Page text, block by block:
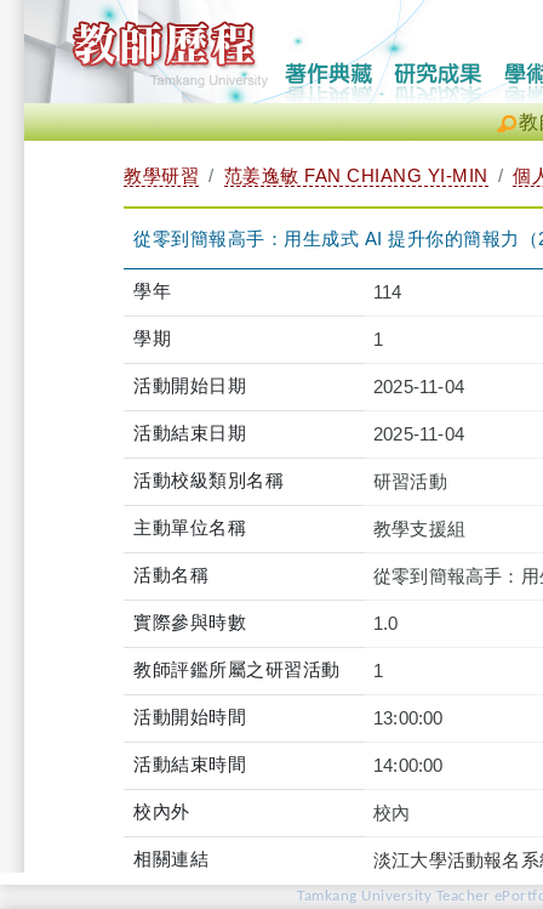
教
教學研習 范姜逸敏 FAN CHIANG YI-MIN 個
從零到簡報高手：用生成式 AI 提升你的簡報力
學年 114
學期 1
活動開始日期 2025-11-04
活動結束日期 2025-11-04
活動校級類別名稱 研習活動
主動單位名稱 教學支援組
活動名稱 從零到簡報高手：
實際參與時數 1.0
教師評鑑所屬之研習活動 1
活動開始時間 13:00:00
活動結束時間 14:00:00
校內外 校內
相關連結 淡江大學活動報名
Tamkang University Teacher